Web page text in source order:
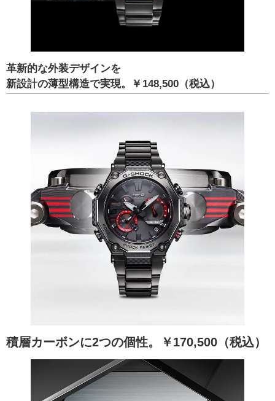
革新的な外装デザインを
新設計の薄型構造で実現。
￥148,500（税込）
積層カーボンに2つの個性。￥170,500（税込）